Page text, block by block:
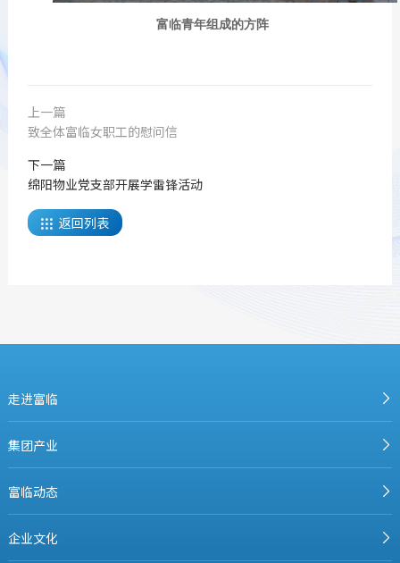
富临青年组成的方阵
上一篇
致全体富临女职工的慰问信
下一篇
绵阳物业党支部开展学雷锋活动
 返回列表
走进富临
集团产业
富临动态
企业文化